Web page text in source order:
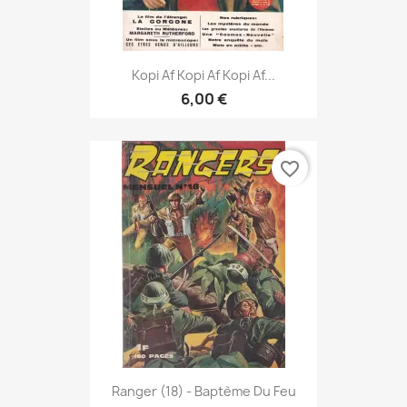
Kopi Af Kopi Af Kopi Af...
6,00 €
Ranger (18) - Baptème Du Feu
favorite_border